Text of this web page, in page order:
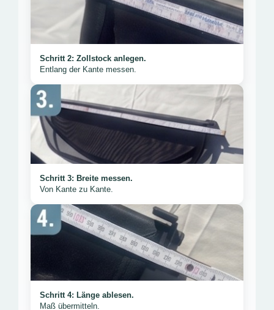
Schritt 2: Zollstock anlegen.
Entlang der Kante messen.
Schritt 3: Breite messen.
Von Kante zu Kante.
Schritt 4: Länge ablesen.
Maß übermitteln.